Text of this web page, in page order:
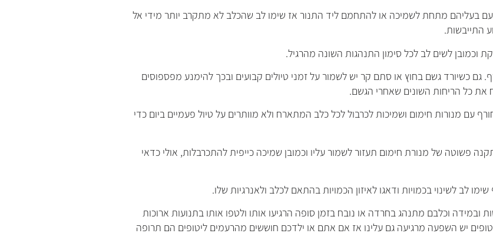
בעליהם מתחת לשמיכה או להתחמם ליד התנור אז שימו לב שהכלב לא מתקרב יותר מידי אל
התייבשות.
וכמובן לשים לב לכל סימון התנהגות השונה מהרגיל.
גם כשיורד גשם בחוץ או סתם קר יש לשמור על זמני טיולים קבועים ובכך להימנע מפספוסים
את כל הריחות השונים שאחרי הגשם.
עם מנורות חימום ושמיכות לכרבול לכל כלב המתארח ולא מוותרים על טיול פעמיים ביום כדי
פשוטה של מנורת חימום תעזור לשמור עליו וכמובן שמיכה כייפית להתכרבלות, אולי כדאי
לב לשינוי בכמויות ודאגו לאיזון הכמויות בהתאם לכלב ולאנרגיות שלו.
ובמידה וכלבם מתנהג בחרדה או נובח בזמן סופה הרגיעו אותו ולטפו אותו בתנועות ארוכות
יש השפעה מרגיעה גם עלינו אז אם אתם או ילדכם חוששים מהרעמים ליטופים הם תרופה